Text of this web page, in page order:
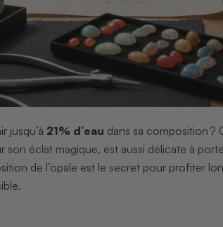
jusqu’à 21% d’eau dans sa composition ?
son éclat magique, est aussi délicate à
de l’opale est le secret pour profiter